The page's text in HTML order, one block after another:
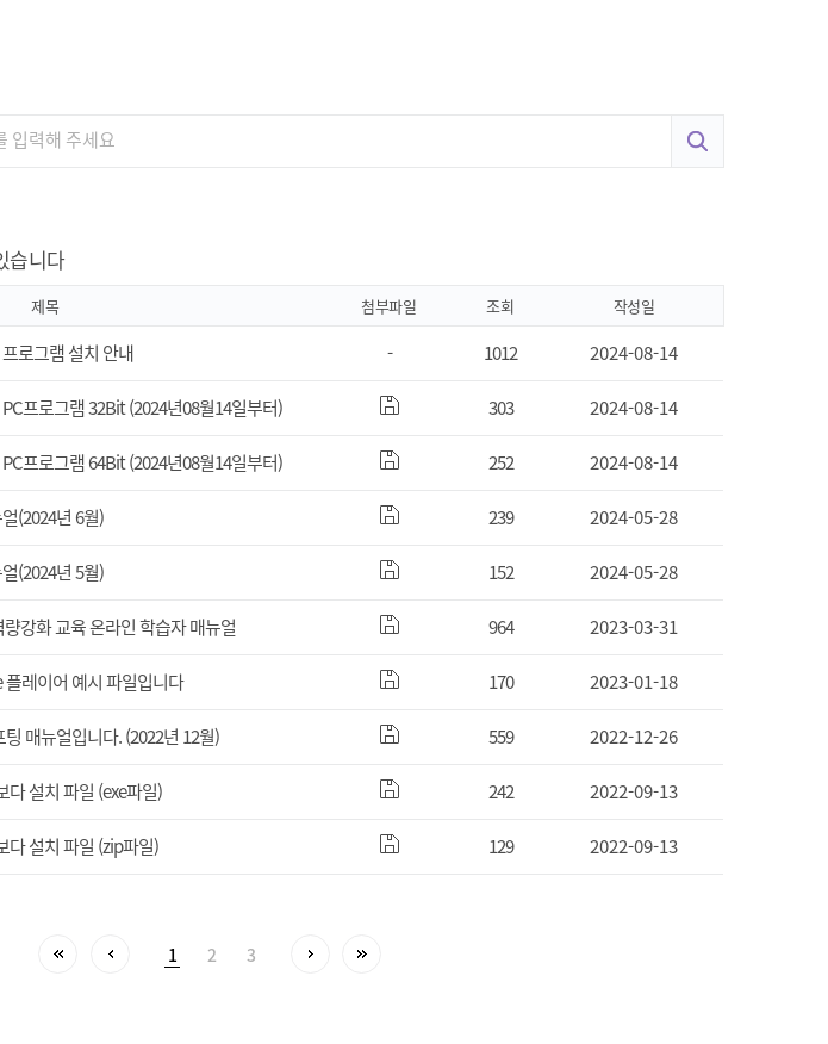
습니다
제목 첨부파일 조회 작성일
로그램 설치 안내 - 1012 2024-08-14
프로그램 32Bit (2024년08월14일부터) 303 2024-08-14
프로그램 64Bit (2024년08월14일부터) 252 2024-08-14
(2024년 6월) 239 2024-05-28
(2024년 5월) 152 2024-05-28
강화 교육 온라인 학습자 매뉴얼 964 2023-03-31
레이어 예시 파일입니다 170 2023-01-18
매뉴얼입니다. (2022년 12월) 559 2022-12-26
다 설치 파일 (exe파일) 242 2022-09-13
다 설치 파일 (zip파일) 129 2022-09-13
1 2 3